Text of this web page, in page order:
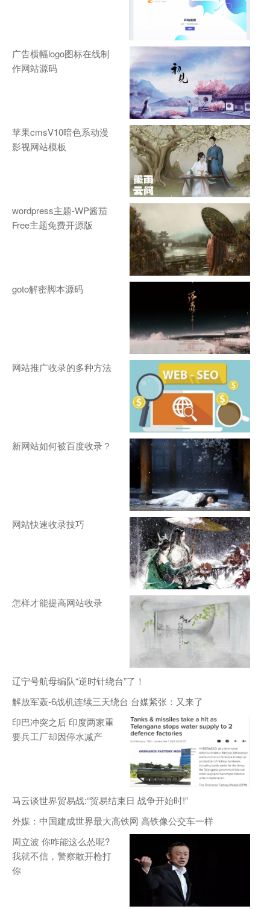
广告横幅logo图标在线制
作网站源码
苹果cmsV10暗色系动漫
影视网站模板
wordpress主题-WP酱茄
Free主题免费开源版
goto解密脚本源码
网站推广收录的多种方法
新网站如何被百度收录？
网站快速收录技巧
怎样才能提高网站收录
辽宁号航母编队“逆时针绕台”了！
解放军轰-6战机连续三天绕台 台媒紧张：又来了
印巴冲突之后 印度两家重
要兵工厂却因停水减产
马云谈世界贸易战:“贸易结束日 战争开始时!”
外媒：中国建成世界最大高铁网 高铁像公交车一样
周立波 你咋能这么怂呢?
我就不信，警察敢开枪打
你